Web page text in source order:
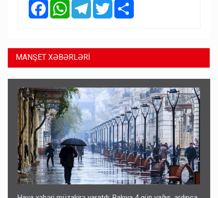
FacebookWhatsAppTelegramTwitter
MANŞET XƏBƏRLƏRİ